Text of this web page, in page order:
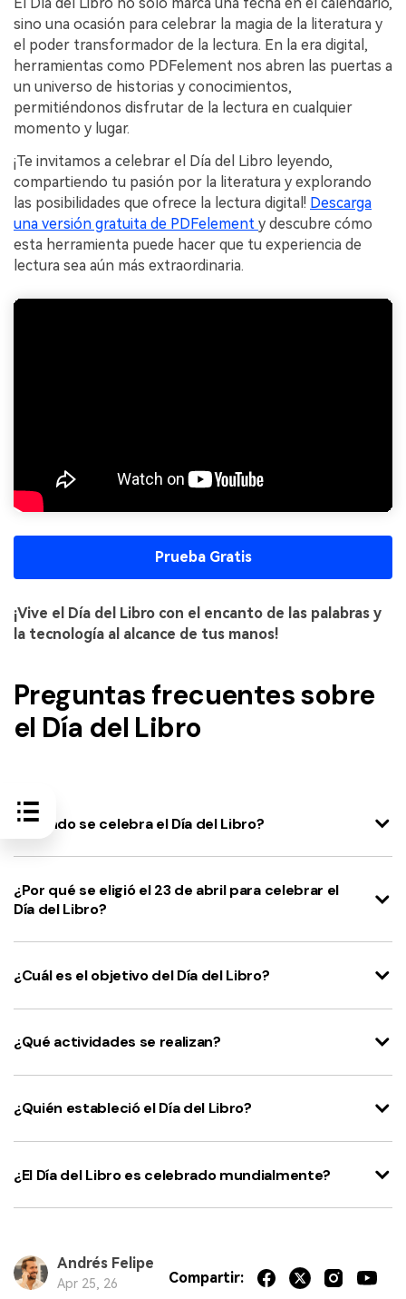
sino una ocasión para celebrar la magia de la literatura y
el poder transformador de la lectura. En la era digital,
herramientas como PDFelement nos abren las puertas a
un universo de historias y conocimientos,
permitiéndonos disfrutar de la lectura en cualquier
momento y lugar.
¡Te invitamos a celebrar el Día del Libro leyendo,
compartiendo tu pasión por la literatura y explorando
las posibilidades que ofrece la lectura digital! Descarga
una versión gratuita de PDFelement y descubre cómo
esta herramienta puede hacer que tu experiencia de
lectura sea aún más extraordinaria.
Prueba Gratis
¡Vive el Día del Libro con el encanto de las palabras y
la tecnología al alcance de tus manos!
Preguntas frecuentes sobre
el Día del Libro
¿Cuándo se celebra el Día del Libro?
¿Por qué se eligió el 23 de abril para celebrar el
Día del Libro?
¿Cuál es el objetivo del Día del Libro?
¿Qué actividades se realizan?
¿Quién estableció el Día del Libro?
¿El Día del Libro es celebrado mundialmente?
Andrés Felipe
Apr 25, 26 Compartir: